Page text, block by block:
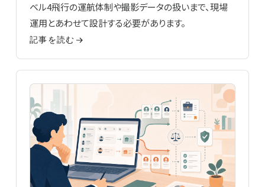
ベル4飛行の運航体制や撮影データの扱いまで、現場
運用とあわせて設計する必要があります。
記事を読む